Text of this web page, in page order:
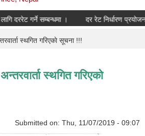
दररेट गर्ने सम्बन्धमा । दर रेट निर्धारण
स्थगित गरिएकाे सूचना !!!
स्थगित गरिएकाे
Submitted on: Thu, 11/07/2019 - 09:07